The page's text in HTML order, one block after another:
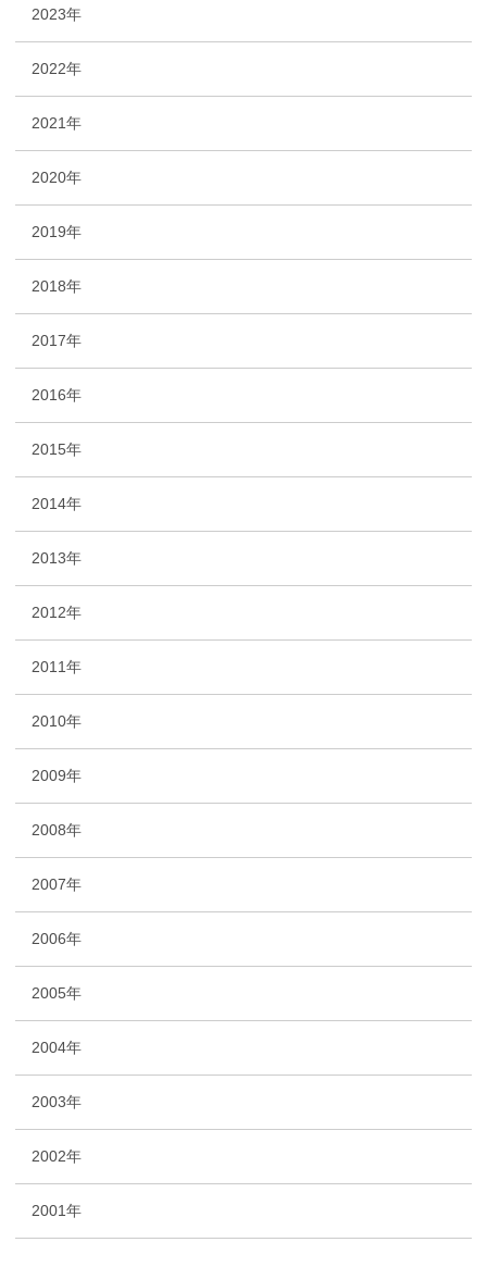
2023年
2022年
2021年
2020年
2019年
2018年
2017年
2016年
2015年
2014年
2013年
2012年
2011年
2010年
2009年
2008年
2007年
2006年
2005年
2004年
2003年
2002年
2001年